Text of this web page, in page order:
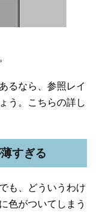
るなら、参照レイ
う。こちらの詳し
すぎる
も、どういうわけ
色がついてしまう